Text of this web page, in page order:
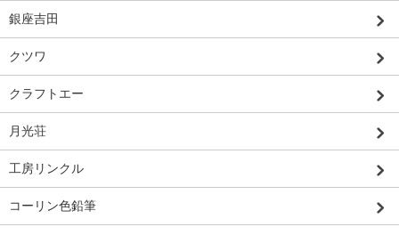
銀座吉田
クツワ
クラフトエー
月光荘
工房リンクル
コーリン色鉛筆